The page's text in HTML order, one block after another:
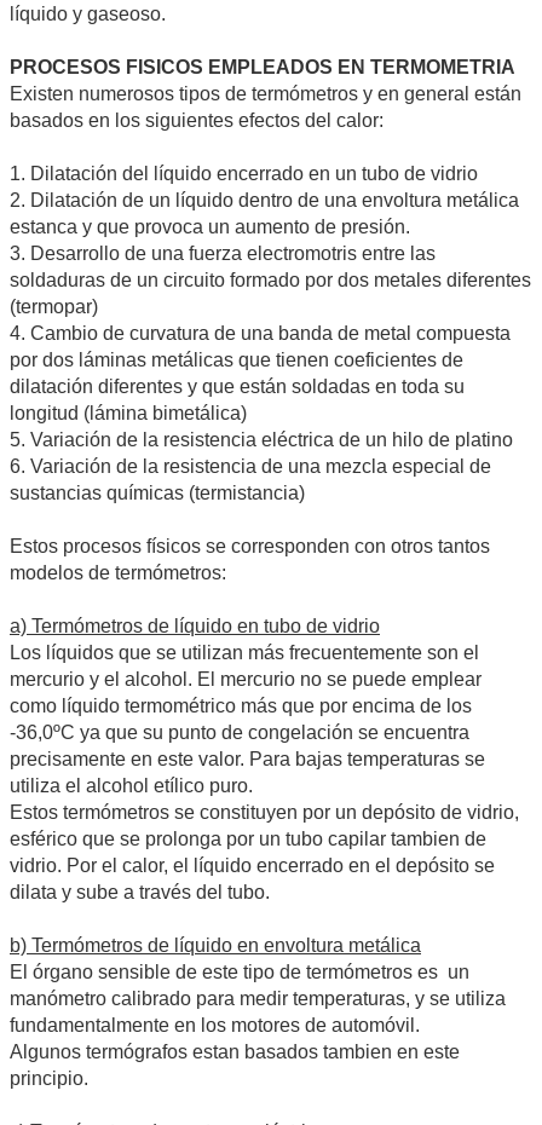
líquido y gaseoso.
PROCESOS FISICOS EMPLEADOS EN TERMOMETRIA
Existen numerosos tipos de termómetros y en general están
basados en los siguientes efectos del calor:
1. Dilatación del líquido encerrado en un tubo de vidrio
2. Dilatación de un líquido dentro de una envoltura metálica
estanca y que provoca un aumento de presión.
3. Desarrollo de una fuerza electromotris entre las
soldaduras de un circuito formado por dos metales diferentes
(termopar)
4. Cambio de curvatura de una banda de metal compuesta
por dos láminas metálicas que tienen coeficientes de
dilatación diferentes y que están soldadas en toda su
longitud (lámina bimetálica)
5. Variación de la resistencia eléctrica de un hilo de platino
6. Variación de la resistencia de una mezcla especial de
sustancias químicas (termistancia)
Estos procesos físicos se corresponden con otros tantos
modelos de termómetros:
a) Termómetros de líquido en tubo de vidrio
Los líquidos que se utilizan más frecuentemente son el
mercurio y el alcohol. El mercurio no se puede emplear
como líquido termométrico más que por encima de los
-36,0ºC ya que su punto de congelación se encuentra
precisamente en este valor. Para bajas temperaturas se
utiliza el alcohol etílico puro.
Estos termómetros se constituyen por un depósito de vidrio,
esférico que se prolonga por un tubo capilar tambien de
vidrio. Por el calor, el líquido encerrado en el depósito se
dilata y sube a través del tubo.
b) Termómetros de líquido en envoltura metálica
El órgano sensible de este tipo de termómetros es un
manómetro calibrado para medir temperaturas, y se utiliza
fundamentalmente en los motores de automóvil.
Algunos termógrafos estan basados tambien en este
principio.